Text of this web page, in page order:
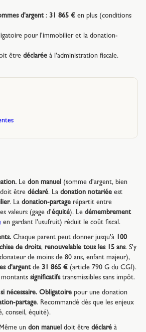
d'argent: 31 865 € en plus (conditions
pour l'immobilier et la donation-
être déclarée à l'administration fiscale.
Le don manuel (somme d'argent, bien
doit être déclaré. La donation notariée est
. La donation-partage répartit entre
les valeurs (gage d'équité). Le démembrement
en gardant l'usufruit) réduit le coût fiscal.
Chaque parent peut donner jusqu'à
100
de droits, renouvelable tous les 15 ans. S'y
de moins de 80 ans, enfant majeur),
d'argentde 31 865 € (article 790 G du CGI).
montants significatifstransmissibles sans impôt.
nécessaire. Obligatoire pour une donation
partage. Recommandé dès que les enjeux
conseil, équité).
Même un don manuel doit être déclaré à